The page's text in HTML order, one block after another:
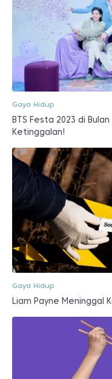
Gaya Hidup
BTS Festa 2023 di
Ketinggalan!
Gaya Hidup
Liam Payne Meninggal